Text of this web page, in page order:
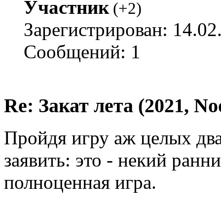
Участник(+2)
Зарегистрирован:
Сообщений: 1
Re: Закат лета (2021,
Пройдя игру аж целых
заявить: это - некий
полноценная игра.